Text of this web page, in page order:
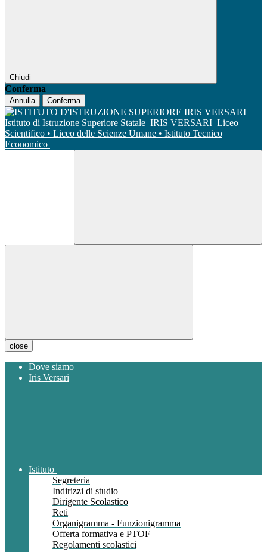
Chiudi
Conferma
Annulla Conferma
Istituto di Istruzione Superiore Statale IRIS VERSARI Liceo
Scientifico • Liceo delle Scienze Umane • Istituto Tecnico
Economico
close
Dove siamo
Iris Versari
Istituto
Segreteria
Indirizzi di studio
Dirigente Scolastico
Reti
Organigramma - Funzionigramma
Offerta formativa e PTOF
Regolamenti scolastici